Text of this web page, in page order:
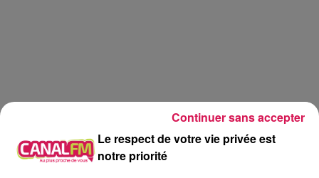
Le respect de votre vie privée est
notre priorité
Continuer sans accepter